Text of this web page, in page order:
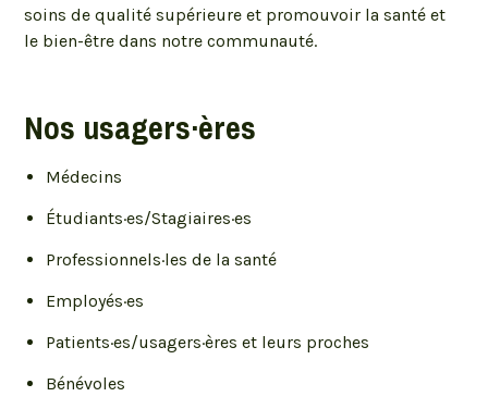
soins de qualité supérieure et promouvoir la santé et
le bien-être dans notre communauté.
Nos usagers·ères
Médecins
Étudiants·es/Stagiaires·es
Professionnels·les de la santé
Employés·es
Patients·es/usagers·ères et leurs proches
Bénévoles